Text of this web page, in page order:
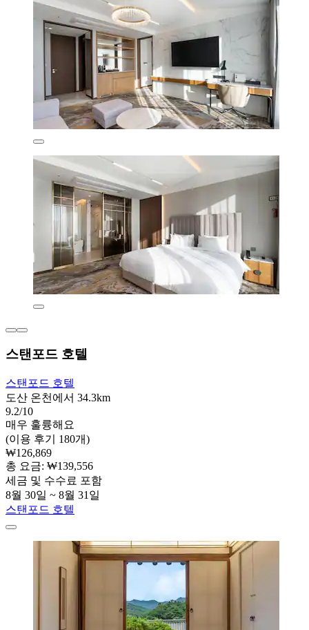
스탠포드 호텔
스탠포드 호텔
도산 온천에서 34.3km
9.2/10
매우 훌륭해요
(이용 후기 180개)
₩126,869
총 요금: ₩139,556
세금 및 수수료 포함
8월 30일 ~ 8월 31일
스탠포드 호텔